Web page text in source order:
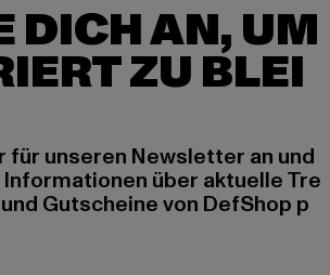
DICH AN, UM
ZU BLEI
für unseren Newsletter an und
über aktuelle Tre
Gutscheine von DefShop p